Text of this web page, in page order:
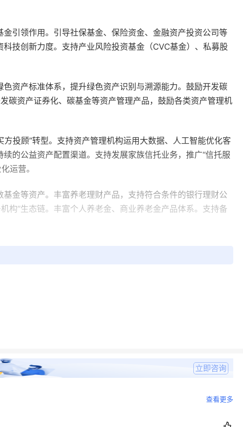
引领作用。引导社保基金、保险资金、金融资产投资公司等
技创新力度。支持产业风险投资基金（CVC基金）、私募股
资产标准体系，提升绿色资产识别与溯源能力。鼓励开发碳
碳资产证券化、碳基金等资产管理产品，鼓励各类资产管理机
投顾”转型。支持资产管理机构运用大数据、人工智能优化客
的公益资产配置渠道。支持发展家族信托业务，推广“信托服
运营。
金等资产。丰富养老理财产品，支持符合条件的银行理财公
构”生态链。丰富个人养老金、商业养老金产品体系。支持备
转型升级。
格境内机构投资者（QDII）业务，有序满足投资者跨境投资
立即咨询
查看更多